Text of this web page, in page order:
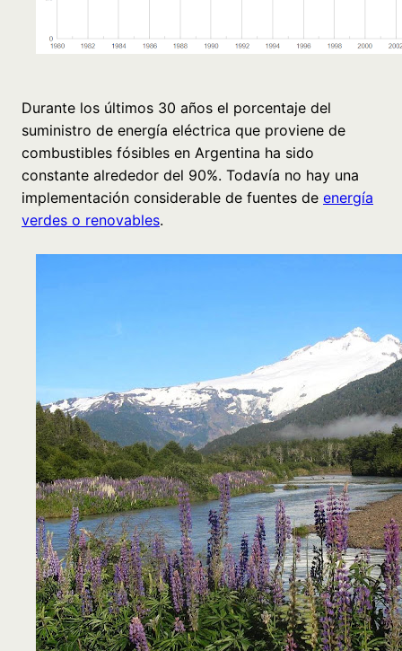
Durante los últimos 30 años el porcentaje del
suministro de energía eléctrica que proviene de
combustibles fósibles en Argentina ha sido
constante alrededor del 90%. Todavía no hay una
implementación considerable de fuentes de energía
verdes o renovables.